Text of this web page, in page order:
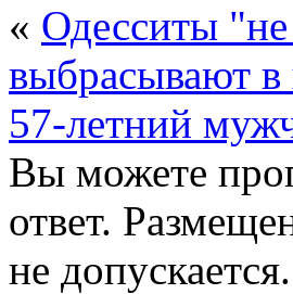
« Одесситы
выбрасывают в
57-летний
Вы можете
ответ.
не допускается.